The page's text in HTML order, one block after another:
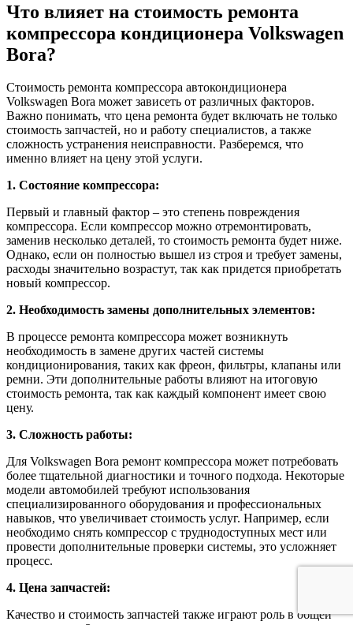
Что влияет на стоимость ремонта
компрессора кондиционера Volkswagen
Bora?
Стоимость ремонта компрессора автокондиционера
Volkswagen Bora может зависеть от различных факторов.
Важно понимать, что цена ремонта будет включать не только
стоимость запчастей, но и работу специалистов, а также
сложность устранения неисправности. Разберемся, что
именно влияет на цену этой услуги.
1. Состояние компрессора:
Первый и главный фактор – это степень повреждения
компрессора. Если компрессор можно отремонтировать,
заменив несколько деталей, то стоимость ремонта будет ниже.
Однако, если он полностью вышел из строя и требует замены,
расходы значительно возрастут, так как придется приобретать
новый компрессор.
2. Необходимость замены дополнительных элементов:
В процессе ремонта компрессора может возникнуть
необходимость в замене других частей системы
кондиционирования, таких как фреон, фильтры, клапаны или
ремни. Эти дополнительные работы влияют на итоговую
стоимость ремонта, так как каждый компонент имеет свою
цену.
3. Сложность работы:
Для Volkswagen Bora ремонт компрессора может потребовать
более тщательной диагностики и точного подхода. Некоторые
модели автомобилей требуют использования
специализированного оборудования и профессиональных
навыков, что увеличивает стоимость услуг. Например, если
необходимо снять компрессор с труднодоступных мест или
провести дополнительные проверки системы, это усложняет
процесс.
4. Цена запчастей:
Качество и стоимость запчастей также играют роль в общей